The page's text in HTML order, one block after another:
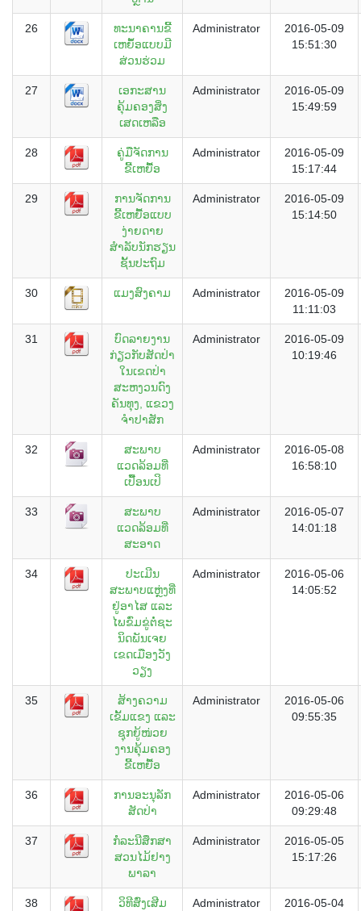
26
ທະນາຄານຂີ້
ເຫຍຶ້ອແບບມີ
ສ່ວນຮ່ວມ
Administrator
2016-05-09
15:51:30
27
ເອກະສານ
ຄຸ້ມຄອງສິ່ງ
ເສດເຫລືອ
Administrator
2016-05-09
15:49:59
28
ຄູ່ມືຈັດການ
ຂີ້ເຫຍື້ອ
Administrator
2016-05-09
15:17:44
29
ການຈັດການ
ຂີ້ເຫຍື້ອແບບ
ງ່າຍດາຍ
ສຳລັບນັກຮຽນ
ຊັ້ນປະຖົມ
Administrator
2016-05-09
15:14:50
30 ແມງສົງຄາມ Administrator
2016-05-09
11:11:03
31
ບົດລາຍງານ
ກ່ຽວກັບສັດປ່າ
ໃນເຂດປ່າ
ສະຫງວນດົງ
ຄັນທຸງ, ແຂວງ
ຈຳປາສັກ
Administrator
2016-05-09
10:19:46
32
ສະພາບ
ແວດລ້ອມທີ່
ເປື້ອນເປິ
Administrator
2016-05-08
16:58:10
33
ສະພາບ
ແວດລ້ອມທີ່
ສະອາດ
Administrator
2016-05-07
14:01:18
34
ປະເມີນ
ສະພາບແຫຼ່ງທີ່
ຢູ່ອາໄສ ແລະ
ໄພຂົ່ມຂູ່ຕໍ່ຊະ
ນິດພັນເຈຍ
ເຂດເມືອງວັງ
ວຽງ
Administrator
2016-05-06
14:05:52
35
ສ້າງຄວາມ
ເຂັ້ມແຂງ ແລະ
ຊຸກຍູ້ໜ່ວຍ
ງານຄຸ້ມຄອງ
ຂີ້ເຫຍື້ອ
Administrator
2016-05-06
09:55:35
36
ການອະນຸລັກ
ສັດປ່າ
Administrator
2016-05-06
09:29:48
37
ກໍໍລະນີສຶກສາ
ສວນໄມ້ຢາງ
ພາລາ
Administrator
2016-05-05
15:17:26
38
ວິທີສົ່ງເສີມ
Administrator
2016-05-04